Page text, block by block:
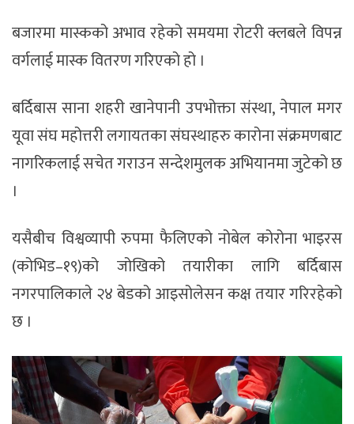
बजारमा मास्कको अभाव रहेको समयमा रोटरी क्लबले विपन्न
वर्गलाई मास्क वितरण गरिएको हो ।
बर्दिबास साना शहरी खानेपानी उपभोक्ता संस्था, नेपाल मगर
यूवा संघ महोत्तरी लगायतका संघस्थाहरु कारोना संक्रमणबाट
नागरिकलाई सचेत गराउन सन्देशमुलक अभियानमा जुटेको छ
।
यसैबीच विश्वव्यापी रुपमा फैलिएको नोबेल कोरोना भाइरस
(कोभिड–१९)को जोखिको तयारीका लागि बर्दिबास
नगरपालिकाले २४ बेडको आइसोलेसन कक्ष तयार गरिरहेको
छ ।